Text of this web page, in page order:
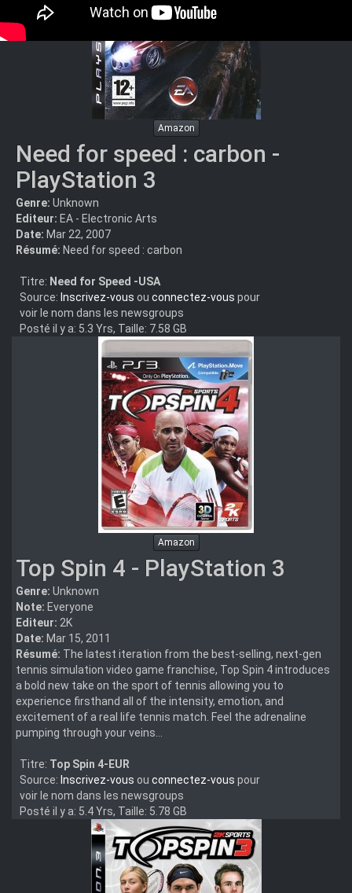
Amazon
Need for speed : carbon -
PlayStation 3
Genre: Unknown
Editeur: EA - Electronic Arts
Date: Mar 22, 2007
Résumé: Need for speed : carbon
Titre: Need for Speed -USA
Source: Inscrivez-vous ou connectez-vous pour
voir le nom dans les newsgroups
Posté il y a: 5.3 Yrs, Taille: 7.58 GB
Amazon
Top Spin 4 - PlayStation 3
Genre: Unknown
Note: Everyone
Editeur: 2K
Date: Mar 15, 2011
Résumé: The latest iteration from the best-selling, next-gen
tennis simulation video game franchise, Top Spin 4 introduces
a bold new take on the sport of tennis allowing you to
experience firsthand all of the intensity, emotion, and
excitement of a real life tennis match. Feel the adrenaline
pumping through your veins...
Titre: Top Spin 4-EUR
Source: Inscrivez-vous ou connectez-vous pour
voir le nom dans les newsgroups
Posté il y a: 5.4 Yrs, Taille: 5.78 GB